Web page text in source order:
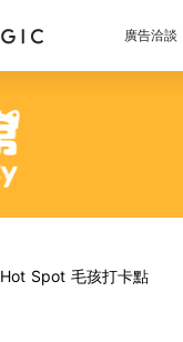
廣告洽談
Hot Spot 毛孩打卡點